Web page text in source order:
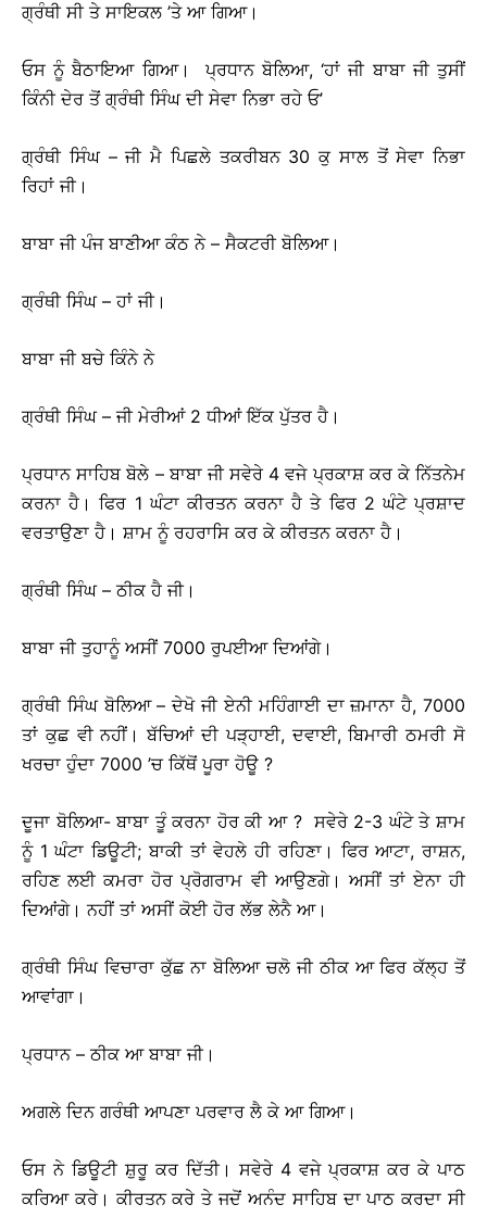
ਗ੍ਰੰਥੀ ਸੀ ਤੇ ਸਾਇਕਲ ’ਤੇ ਆ ਗਿਆ।
ਓਸ ਨੂੰ ਬੈਠਾਇਆ ਗਿਆ। ਪ੍ਰਧਾਨ ਬੋਲਿਆ, ‘ਹਾਂ ਜੀ ਬਾਬਾ ਜੀ ਤੁਸੀਂ
ਕਿੰਨੀ ਦੇਰ ਤੋਂ ਗ੍ਰੰਥੀ ਸਿੰਘ ਦੀ ਸੇਵਾ ਨਿਭਾ ਰਹੇ ਓ’
ਗ੍ਰੰਥੀ ਸਿੰਘ – ਜੀ ਮੈ ਪਿਛਲੇ ਤਕਰੀਬਨ 30 ਕੁ ਸਾਲ ਤੋਂ ਸੇਵਾ ਨਿਭਾ
ਰਿਹਾਂ ਜੀ।
ਬਾਬਾ ਜੀ ਪੰਜ ਬਾਣੀਆ ਕੰਠ ਨੇ – ਸੈਕਟਰੀ ਬੋਲਿਆ।
ਗ੍ਰੰਥੀ ਸਿੰਘ – ਹਾਂ ਜੀ।
ਬਾਬਾ ਜੀ ਬਚੇ ਕਿੰਨੇ ਨੇ
ਗ੍ਰੰਥੀ ਸਿੰਘ – ਜੀ ਮੇਰੀਆਂ 2 ਧੀਆਂ ਇੱਕ ਪੁੱਤਰ ਹੈ।
ਪ੍ਰਧਾਨ ਸਾਹਿਬ ਬੋਲੇ – ਬਾਬਾ ਜੀ ਸਵੇਰੇ 4 ਵਜੇ ਪ੍ਰਕਾਸ਼ ਕਰ ਕੇ ਨਿੱਤਨੇਮ
ਕਰਨਾ ਹੈ। ਫਿਰ 1 ਘੰਟਾ ਕੀਰਤਨ ਕਰਨਾ ਹੈ ਤੇ ਫਿਰ 2 ਘੰਟੇ ਪ੍ਰਸ਼ਾਦ
ਵਰਤਾਉਣਾ ਹੈ। ਸ਼ਾਮ ਨੂੰ ਰਹਰਾਸਿ ਕਰ ਕੇ ਕੀਰਤਨ ਕਰਨਾ ਹੈ।
ਗ੍ਰੰਥੀ ਸਿੰਘ – ਠੀਕ ਹੈ ਜੀ।
ਬਾਬਾ ਜੀ ਤੁਹਾਨੂੰ ਅਸੀਂ 7000 ਰੁਪਈਆ ਦਿਆਂਗੇ।
ਗ੍ਰੰਥੀ ਸਿੰਘ ਬੋਲਿਆ – ਦੇਖੋ ਜੀ ਏਨੀ ਮਹਿੰਗਾਈ ਦਾ ਜ਼ਮਾਨਾ ਹੈ, 7000
ਤਾਂ ਕੁਛ ਵੀ ਨਹੀਂ। ਬੱਚਿਆਂ ਦੀ ਪੜ੍ਹਾਈ, ਦਵਾਈ, ਬਿਮਾਰੀ ਠਮਰੀ ਸੋ
ਖਰਚਾ ਹੁੰਦਾ 7000 ’ਚ ਕਿੱਥੋਂ ਪੂਰਾ ਹੋਊ ?
ਦੂਜਾ ਬੋਲਿਆ- ਬਾਬਾ ਤੂੰ ਕਰਨਾ ਹੋਰ ਕੀ ਆ ? ਸਵੇਰੇ 2-3 ਘੰਟੇ ਤੇ ਸ਼ਾਮ
ਨੂੰ 1 ਘੰਟਾ ਡਿਊਟੀ; ਬਾਕੀ ਤਾਂ ਵੇਹਲੇ ਹੀ ਰਹਿਣਾ। ਫਿਰ ਆਟਾ, ਰਾਸ਼ਨ,
ਰਹਿਣ ਲਈ ਕਮਰਾ ਹੋਰ ਪ੍ਰੋਗਰਾਮ ਵੀ ਆਉਣਗੇ। ਅਸੀਂ ਤਾਂ ਏਨਾ ਹੀ
ਦਿਆਂਗੇ। ਨਹੀਂ ਤਾਂ ਅਸੀਂ ਕੋਈ ਹੋਰ ਲੱਭ ਲੇਨੈ ਆ।
ਗ੍ਰੰਥੀ ਸਿੰਘ ਵਿਚਾਰਾ ਕੁੱਛ ਨਾ ਬੋਲਿਆ ਚਲੋ ਜੀ ਠੀਕ ਆ ਫਿਰ ਕੱਲ੍ਹ ਤੋਂ
ਆਵਾਂਗਾ।
ਪ੍ਰਧਾਨ – ਠੀਕ ਆ ਬਾਬਾ ਜੀ।
ਅਗਲੇ ਦਿਨ ਗਰੰਥੀ ਆਪਣਾ ਪਰਵਾਰ ਲੈ ਕੇ ਆ ਗਿਆ।
ਓਸ ਨੇ ਡਿਊਟੀ ਸ਼ੁਰੂ ਕਰ ਦਿੱਤੀ। ਸਵੇਰੇ 4 ਵਜੇ ਪ੍ਰਕਾਸ਼ ਕਰ ਕੇ ਪਾਠ
ਕਰਿਆ ਕਰੇ। ਕੀਰਤਨ ਕਰੇ ਤੇ ਜਦੋਂ ਅਨੰਦ ਸਾਹਿਬ ਦਾ ਪਾਠ ਕਰਦਾ ਸੀ